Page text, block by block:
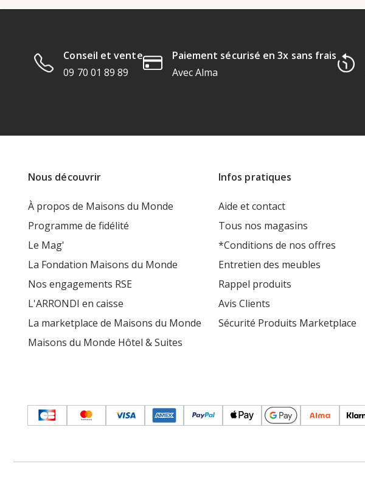
Conseil et vente
09 70 01 89 89
Paiement sécurisé en 3x sans frais
Avec Alma
Nous découvrir
À propos de Maisons du Monde
Programme de fidélité
Le Mag'
La Fondation Maisons du Monde
Nos engagements RSE
L'ARRONDI en caisse
La marketplace de Maisons du Monde
Maisons du Monde Hôtel & Suites
Infos pratiques
Aide et contact
Tous nos magasins
*Conditions de nos offres
Entretien des meubles
Rappel produits
Avis Clients
Sécurité Produits Marketplace